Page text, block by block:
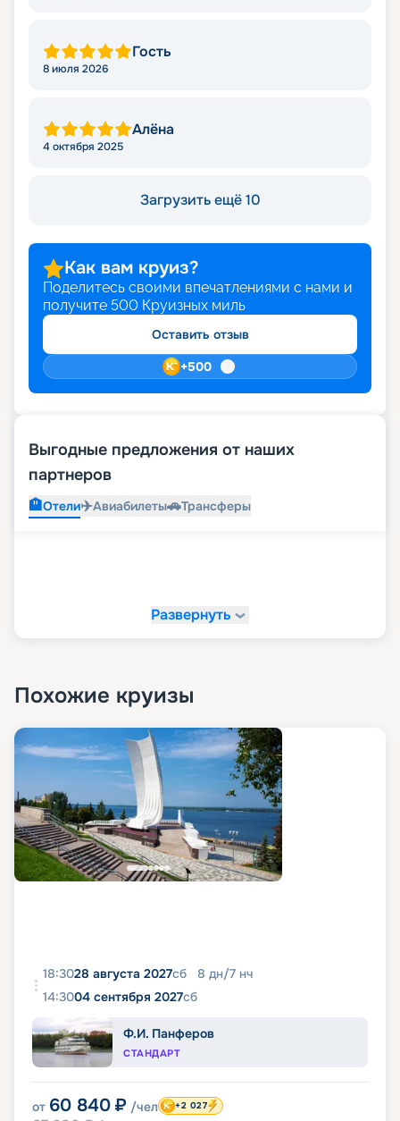
Гость
8 июля 2026
Алёна
4 октября 2025
Загрузить ещё 10
Как вам круиз?
Поделитесь своими впечатлениями с нами и
получите 500 Круизных миль
Оставить отзыв
+500
Выгодные предложения от наших
партнеров
🏨Отели✈️Авиабилеты🚗Трансферы
Развернуть
Похожие круизы
18:3028 августа 2027сб 8 дн/7 нч
14:3004 сентября 2027сб
Ф.И. Панферов
СТАНДАРТ
от 60 840 ₽ /чел +2 027